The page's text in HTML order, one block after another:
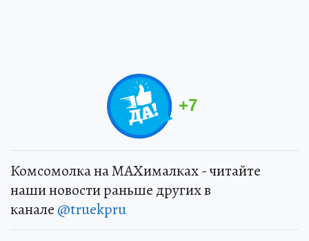
+7
Комсомолка на MAXималках - читайте
наши новости раньше других в
канале @truekpru